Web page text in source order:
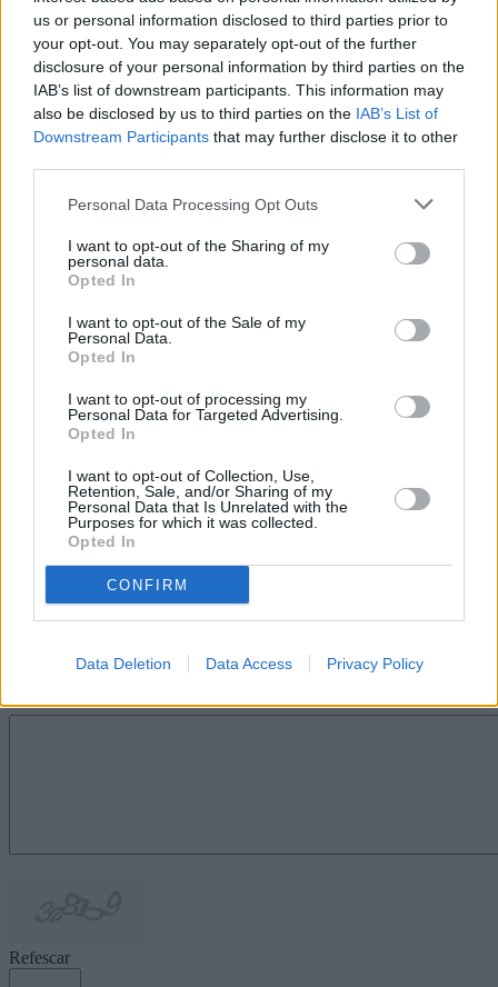
us or personal information disclosed to third parties prior to
your opt-out. You may separately opt-out of the further
disclosure of your personal information by third parties on the
IAB’s list of downstream participants. This information may
also be disclosed by us to third parties on the IAB’s List of
Downstream Participants that may further disclose it to other
Personal Data Processing Opt Outs
I want to opt-out of the Sharing of my
personal data.
Opted In
I want to opt-out of the Sale of my
Personal Data.
Opted In
I want to opt-out of processing my
Personal Data for Targeted Advertising.
Opted In
I want to opt-out of Collection, Use,
Retention, Sale, and/or Sharing of my
Personal Data that Is Unrelated with the
Purposes for which it was collected.
Opted In
CONFIRM
Data Deletion Data Access Privacy Policy
Alex Yunes tuvo la oportunidad de
meter el 3-1 a los 3 minutos de la
segunda mitad de la prórroga pero su
fuerte disparo se estrelló en el larguero
y el portero Muslera y su equipo seguía
La tanda de penaltis terminó
decantando la victoria para el US Yaiza
que venía de perder el playoff de
ascenso de la provincia de Las Palmas
frente al CD Herbania de
Laguna finalmente trajo la alegría al
Yaiza que vuelve a Tercera tras dos
temporadas en Regional Preferente.
El Ayuntamiento de Yaiza agradece a
personal de Deportes municipal y
miembros del Club US Yaiza partícipes
en la organización y desarrollo del plan
de contingencia frente a la pandemia
que posibilitó la celebración del
encuentro deportivo.
Escribir un comentario
Nombre
Refescar